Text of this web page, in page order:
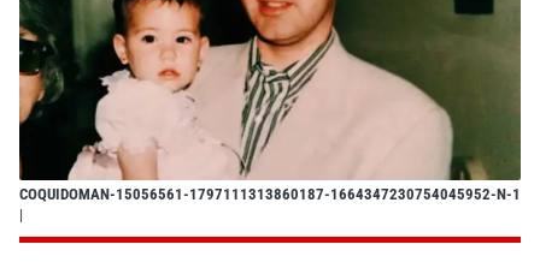
COQUIDOMAN-15056561-1797111313860187-1664347230754045952-N-1
|